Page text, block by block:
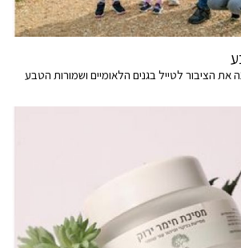
את הציבור לטייל בגנים הלאומיים ושמורות הטבע